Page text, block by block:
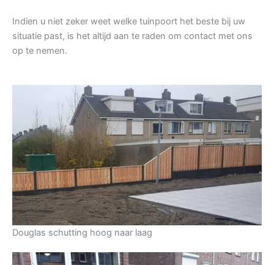
Indien u niet zeker weet welke tuinpoort het beste bij uw
situatie past, is het altijd aan te raden om contact met ons
op te nemen.
Douglas schutting hoog naar laag